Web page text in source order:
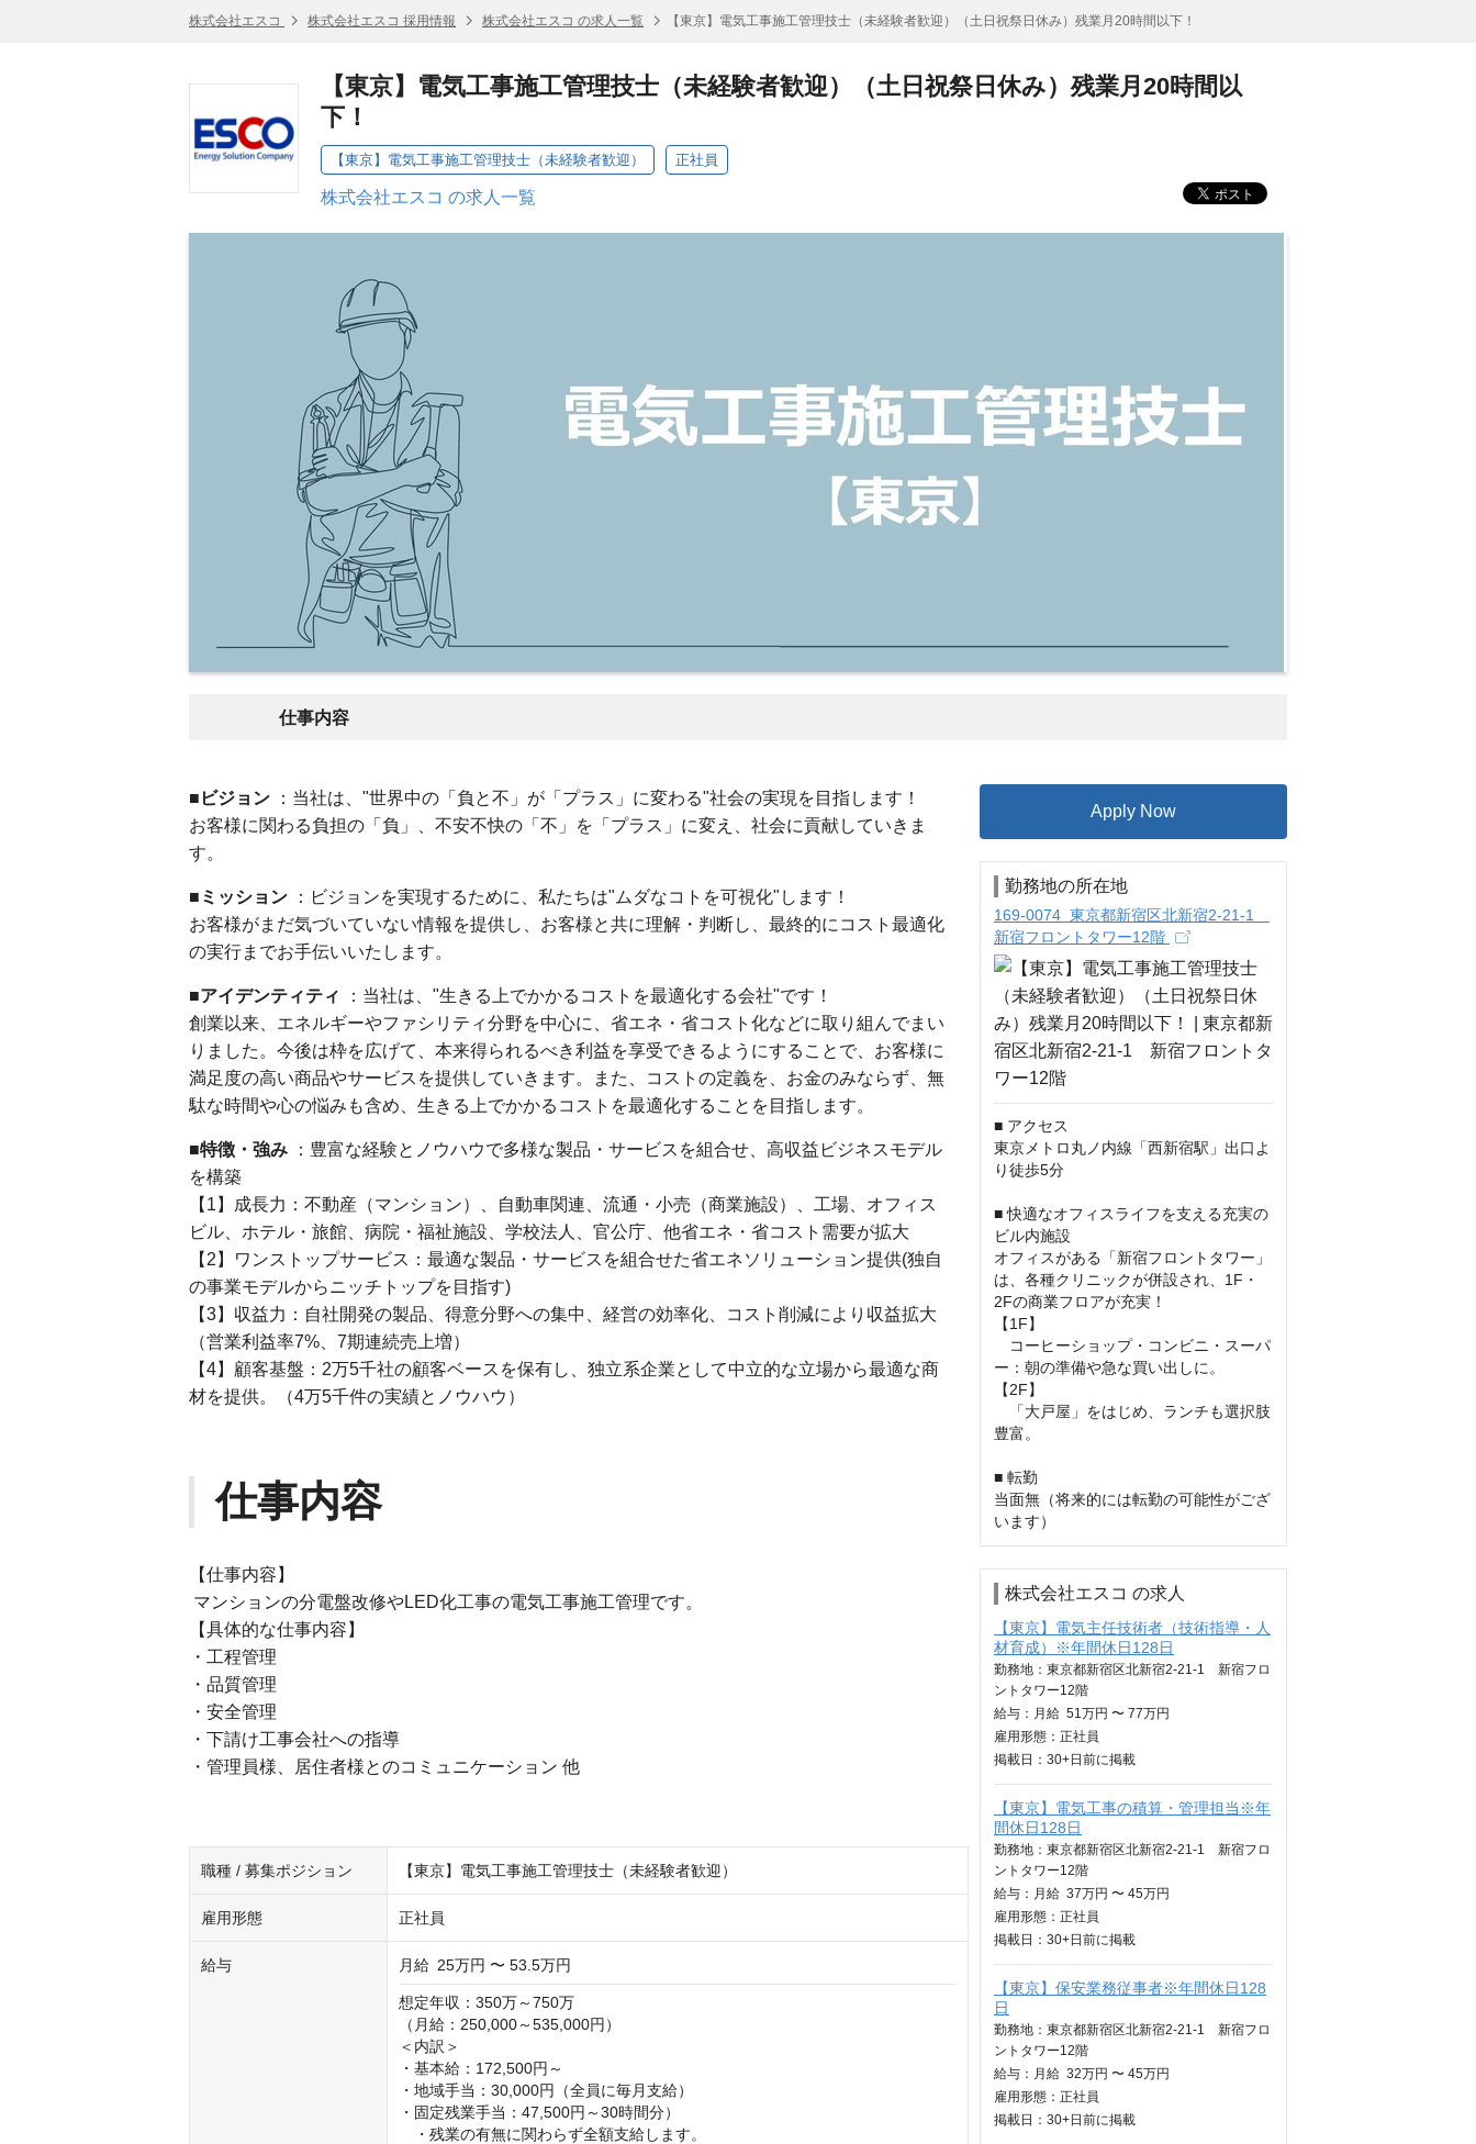
株式会社エスコ 株式会社エスコ 採用情報 株式会社エスコ の求人一覧 【東京】電気工事施工管理技士（未経験者歓迎）（土日祝祭日休み）残業月20時間以下！
【東京】電気工事施工管理技士（未経験者歓迎）（土日祝祭日休み）残業月20時間以
下！
【東京】電気工事施工管理技士（未経験者歓迎） 正社員
株式会社エスコ の求人一覧
仕事内容
■ビジョン ：当社は、"世界中の「負と不」が「プラス」に変わる"社会の実現を目指します！
お客様に関わる負担の「負」、不安不快の「不」を「プラス」に変え、社会に貢献していきま
す。
■ミッション ：ビジョンを実現するために、私たちは"ムダなコトを可視化"します！
お客様がまだ気づいていない情報を提供し、お客様と共に理解・判断し、最終的にコスト最適化
の実行までお手伝いいたします。
■アイデンティティ
：当社は、"生きる上でかかるコストを最適化する会社"です！
創業以来、エネルギーやファシリティ分野を中心に、省エネ・省コスト化などに取り組んでまい
りました。今後は枠を広げて、本来得られるべき利益を享受できるようにすることで、お客様に
満足度の高い商品やサービスを提供していきます。また、コストの定義を、お金のみならず、無
駄な時間や心の悩みも含め、生きる上でかかるコストを最適化することを目指します。
■特徴・強み ：豊富な経験とノウハウで多様な製品・サービスを組合せ、高収益ビジネスモデル
を構築
【1】成長力：不動産（マンション）、自動車関連、流通・小売（商業施設）、工場、オフィス
ビル、ホテル・旅館、病院・福祉施設、学校法人、官公庁、他省エネ・省コスト需要が拡大
【2】ワンストップサービス：最適な製品・サービスを組合せた省エネソリューション提供(独自
の事業モデルからニッチトップを目指す)
【3】収益力：自社開発の製品、得意分野への集中、経営の効率化、コスト削減により収益拡大
（営業利益率7%、7期連続売上増）
【4】顧客基盤：2万5千社の顧客ベースを保有し、独立系企業として中立的な立場から最適な商
材を提供。（4万5千件の実績とノウハウ）
仕事内容
【仕事内容】
マンションの分電盤改修やLED化工事の電気工事施工管理です。
【具体的な仕事内容】
・工程管理
・品質管理
・安全管理
・下請け工事会社への指導
・管理員様、居住者様とのコミュニケーション 他
職種 / 募集ポジション 【東京】電気工事施工管理技士（未経験者歓迎）
雇用形態 正社員
給与 月給 25万円 〜 53.5万円
想定年収：350万～750万
（月給：250,000～535,000円）
＜内訳＞
・基本給：172,500円～
・地域手当：30,000円（全員に毎月支給）
・固定残業手当：47,500円～30時間分）
・残業の有無に関わらず全額支給します。
Apply Now
勤務地の所在地
169-0074 東京都新宿区北新宿2-21-1
新宿フロントタワー12階
■ アクセス
東京メトロ丸ノ内線「西新宿駅」出口よ
り徒歩5分
■ 快適なオフィスライフを支える充実の
ビル内施設
オフィスがある「新宿フロントタワー」
は、各種クリニックが併設され、1F・
2Fの商業フロアが充実！
【1F】
コーヒーショップ・コンビニ・スーパ
ー：朝の準備や急な買い出しに。
【2F】
「大戸屋」をはじめ、ランチも選択肢
豊富。
■ 転勤
当面無（将来的には転勤の可能性がござ
います）
株式会社エスコ の求人
【東京】電気主任技術者（技術指導・人
材育成）※年間休日128日
勤務地：東京都新宿区北新宿2-21-1 新宿フロ
ントタワー12階
給与： 月給 51万円 〜 77万円
雇用形態：正社員
掲載日： 30+日 前に掲載
【東京】電気工事の積算・管理担当※年
間休日128日
勤務地：東京都新宿区北新宿2-21-1 新宿フロ
ントタワー12階
給与： 月給 37万円 〜 45万円
雇用形態：正社員
掲載日： 30+日 前に掲載
【東京】保安業務従事者※年間休日128
日
勤務地：東京都新宿区北新宿2-21-1 新宿フロ
ントタワー12階
給与： 月給 32万円 〜 45万円
雇用形態：正社員
掲載日： 30+日 前に掲載